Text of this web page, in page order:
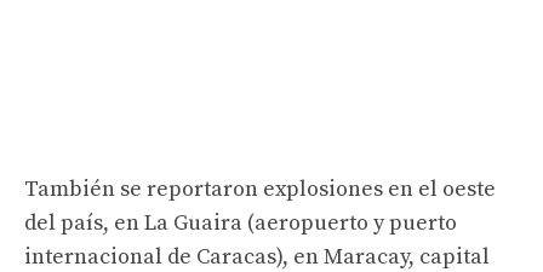
También se reportaron explosiones en el oeste
del país, en La Guaira (aeropuerto y puerto
internacional de Caracas), en Maracay, capital